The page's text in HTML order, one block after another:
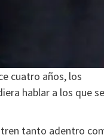
cuatro años, los
hablar a los que se
tanto adentro